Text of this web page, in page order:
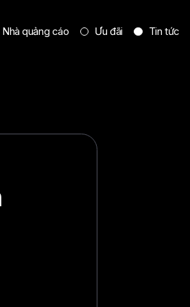
Nhà quảng cáo Ưu đãi Tin tức